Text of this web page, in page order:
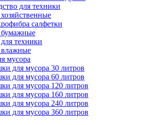
для техники
салфетки
техники
мусора
для мусора 30 литров
для мусора 60 литров
для мусора 120 литров
для мусора 160 литров
для мусора 240 литров
для мусора 360 литров